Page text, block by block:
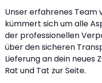
Unser erfahrenes Team
kümmert sich um alle
der professionellen
über den sicheren
Lieferung an dein neues
Rat und Tat zur Seite.